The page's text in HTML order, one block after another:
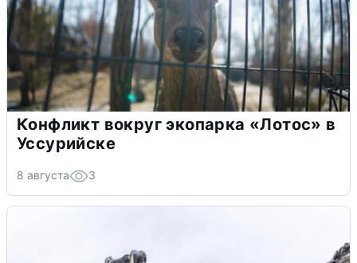
Конфликт вокруг экопарка «Лотос» в
Уссурийске
8 августа 3